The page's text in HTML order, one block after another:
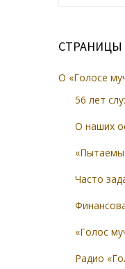
СТРАНИЦЫ
О «Голосе
56 лет
О наших
«Пытаемы
Часто
«Голос
Радио